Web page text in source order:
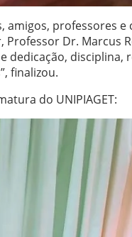
amigos, professores
Professor Dr.
dedicação,
finalizou.
do UNIPIAGET: